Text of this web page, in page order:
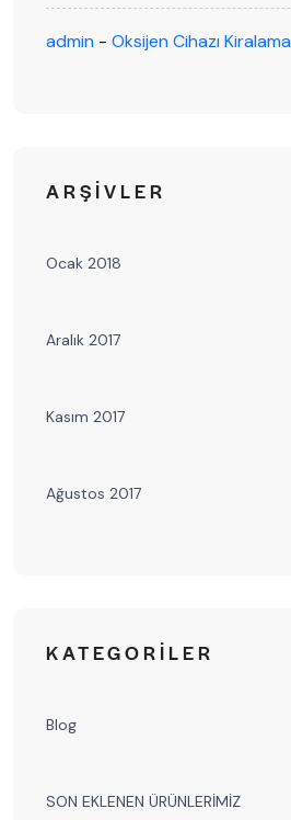
admin - Oksijen Cihazı Kiralama
ARŞIVLER
Ocak 2018
Aralık 2017
Kasım 2017
Ağustos 2017
KATEGORILER
Blog
SON EKLENEN ÜRÜNLERİMİZ